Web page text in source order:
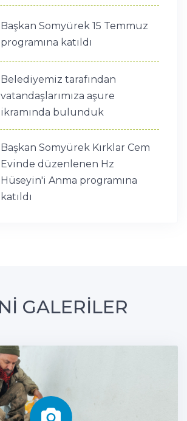
Başkan Somyürek 15 Temmuz
programına katıldı
Belediyemiz tarafından
vatandaşlarımıza aşure
ikramında bulunduk
Başkan Somyürek Kırklar Cem
Evinde düzenlenen Hz
Hüseyin'i Anma programına
katıldı
GALERİLER